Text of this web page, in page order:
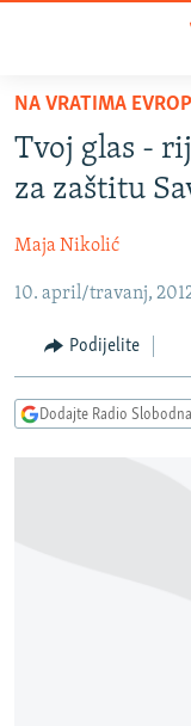
Pređite
glavni
sadržaj
na
navigaciju
Pređite
pretragu
BOSNA I
KOSOVO
CRNA GORA
VIZUELNO
FOTOGALERIJE
PODCASTI
RAT U UKRAJINI
NA VRATIMA
Tvoj glas -
za zaštitu
Maja Nikolić
10. april/travanj,
Podijelite
Dodajte Radio